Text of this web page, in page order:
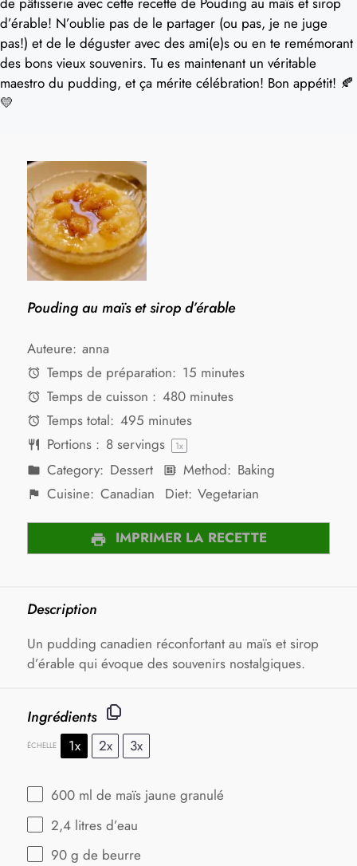
d’érable! N’oublie pas de le partager (ou pas, je ne juge
pas!) et de le déguster avec des ami(e)s ou en te remémorant
des bons vieux souvenirs. Tu es maintenant un véritable
maestro du pudding, et ça mérite célébration! Bon appétit! 🍂
💛
Pouding au maïs et sirop d’érable
Auteure: anna
Temps de préparation: 15 minutes
Temps de cuisson : 480 minutes
Temps total: 495 minutes
Portions : 8servings 1x
Category: Dessert Method: Baking
Cuisine: Canadian Diet: Vegetarian
IMPRIMER LA RECETTE
Description
Un pudding canadien réconfortant au maïs et sirop
d’érable qui évoque des souvenirs nostalgiques.
Ingrédients
ÉCHELLE 1x 2x 3x
600 ml de maïs jaune granulé
2,4 litres d’eau
90 g de beurre